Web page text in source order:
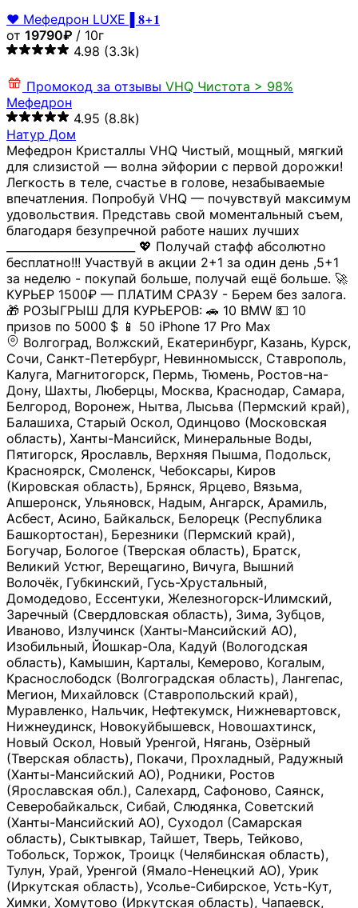
❤️ Мефедрон LUXE▐ 𝟖+𝟏
от 19790₽ / 10г
4.98 (3.3k)
Промокод за отзывы VHQ Чистота > 98%
Мефедрон
4.95 (8.8k)
Натур Дом
Мефедрон Кристаллы VHQ Чистый, мощный, мягкий
для слизистой — волна эйфории с первой дорожки!
Легкость в теле, счастье в голове, незабываемые
впечатления. Попробуй VHQ — почувствуй максимум
удовольствия. Представь свой моментальный съем,
благодаря безупречной работе наших лучших
_______________________ 💖 Получай стафф абсолютно
бесплатно!!! Участвуй в акции 2+1 за один день ,5+1
за неделю - покупай больше, получай ещё больше. 🚀
КУРЬЕР 1500₽ — ПЛАТИМ СРАЗУ - Берем без залога.
🎁 РОЗЫГРЫШ ДЛЯ КУРЬЕРОВ: 🚗 10 BMW 💵 10
призов по 5000 $ 📱 50 iPhone 17 Pro Max
Волгоград, Волжский, Екатеринбург, Казань, Курск,
Сочи, Санкт-Петербург, Невинномысск, Ставрополь,
Калуга, Магнитогорск, Пермь, Тюмень, Ростов-на-
Дону, Шахты, Люберцы, Москва, Краснодар, Самара,
Белгород, Воронеж, Нытва, Лысьва (Пермский край),
Балашиха, Старый Оскол, Одинцово (Московская
область), Ханты-Мансийск, Минеральные Воды,
Пятигорск, Ярославль, Верхняя Пышма, Подольск,
Красноярск, Смоленск, Чебоксары, Киров
(Кировская область), Брянск, Ярцево, Вязьма,
Апшеронск, Ульяновск, Надым, Ангарск, Арамиль,
Асбест, Асино, Байкальск, Белорецк (Республика
Башкортостан), Березники (Пермский край),
Богучар, Бологое (Тверская область), Братск,
Великий Устюг, Верещагино, Вичуга, Вышний
Волочёк, Губкинский, Гусь-Хрустальный,
Домодедово, Ессентуки, Железногорск-Илимский,
Заречный (Свердловская область), Зима, Зубцов,
Иваново, Излучинск (Ханты-Мансийский АО),
Изобильный, Йошкар-Ола, Кадуй (Вологодская
область), Камышин, Карталы, Кемерово, Когалым,
Краснослободск (Волгоградская область), Лангепас,
Мегион, Михайловск (Ставропольский край),
Муравленко, Нальчик, Нефтекумск, Нижневартовск,
Нижнеудинск, Новокуйбышевск, Новошахтинск,
Новый Оскол, Новый Уренгой, Нягань, Озёрный
(Тверская область), Покачи, Прохладный, Радужный
(Ханты-Мансийский АО), Родники, Ростов
(Ярославская обл.), Салехард, Сафоново, Саянск,
Северобайкальск, Сибай, Слюдянка, Советский
(Ханты-Мансийский АО), Суходол (Самарская
область), Сыктывкар, Тайшет, Тверь, Тейково,
Тобольск, Торжок, Троицк (Челябинская область),
Тулун, Урай, Уренгой (Ямало-Ненецкий АО), Урик
(Иркутская область), Усолье-Сибирское, Усть-Кут,
Химки, Хомутово (Иркутская область), Чапаевск,